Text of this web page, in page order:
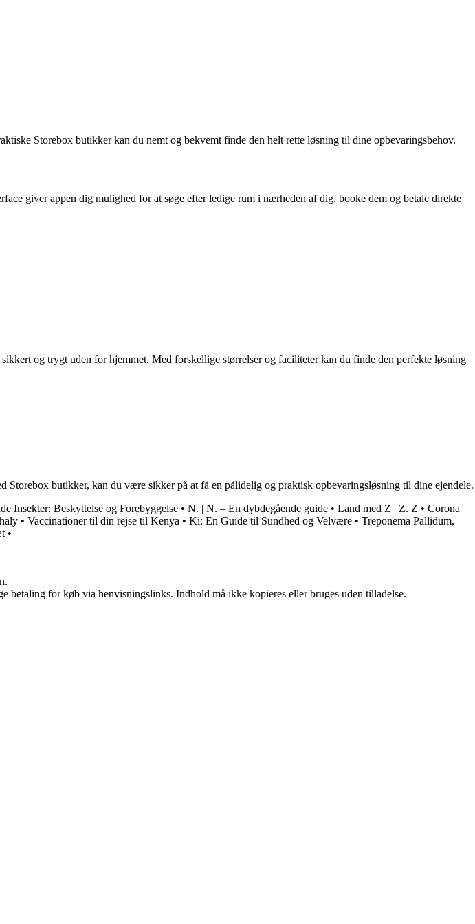
Storebox butikker kan du nemt og bekvemt finde den helt rette løsning til dine opbevaringsbehov.
giver appen dig mulighed for at søge efter ledige rum i nærheden af dig, booke dem og betale direkte
og trygt uden for hjemmet. Med forskellige størrelser og faciliteter kan du finde den perfekte løsning
butikker, kan du være sikker på at få en pålidelig og praktisk opbevaringsløsning til dine ejendele.
Insekter: Beskyttelse og Forebyggelse • N. | N. – En dybdegående guide • Land med Z | Z. Z • Corona
• Vaccinationer til din rejse til Kenya • Ki: En Guide til Sundhed og Velvære • Treponema Pallidum,
•
betaling for køb via henvisningslinks. Indhold må ikke kopieres eller bruges uden tilladelse.